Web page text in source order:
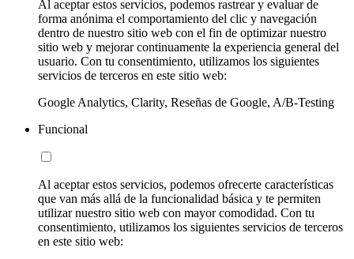
Al aceptar estos servicios, podemos rastrear y evaluar de
forma anónima el comportamiento del clic y navegación
dentro de nuestro sitio web con el fin de optimizar nuestro
sitio web y mejorar continuamente la experiencia general del
usuario. Con tu consentimiento, utilizamos los siguientes
servicios de terceros en este sitio web:
Google Analytics, Clarity, Reseñas de Google, A/B-Testing
Funcional
Al aceptar estos servicios, podemos ofrecerte características
que van más allá de la funcionalidad básica y te permiten
utilizar nuestro sitio web con mayor comodidad. Con tu
consentimiento, utilizamos los siguientes servicios de terceros
en este sitio web: